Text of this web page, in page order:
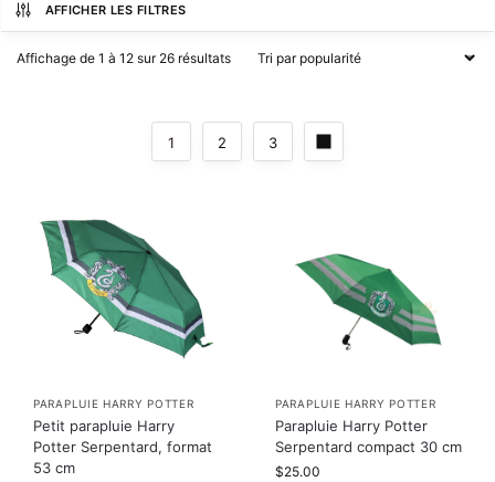
AFFICHER LES FILTRES
Affichage de 1 à 12 sur 26 résultats
1 2 3
PARAPLUIE HARRY POTTER
Petit parapluie Harry
Potter Serpentard, format
53 cm
PARAPLUIE HARRY POTTER
Parapluie Harry Potter
Serpentard compact 30 cm
$25.00